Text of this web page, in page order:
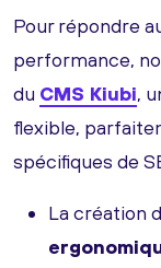
Pour répondre
performance,
du CMS Kiubi,
flexible,
spécifiques de
La création